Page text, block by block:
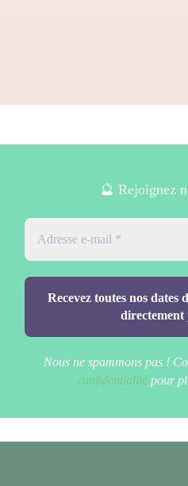
🔮 Rejoignez
Nous ne spammons pas !
confidentialité pour